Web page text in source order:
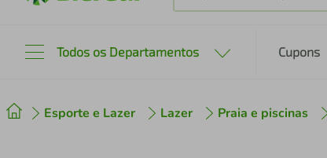
Todos os Departamentos Cupons
Esporte e Lazer Lazer Praia e piscinas
2 º cafeteira